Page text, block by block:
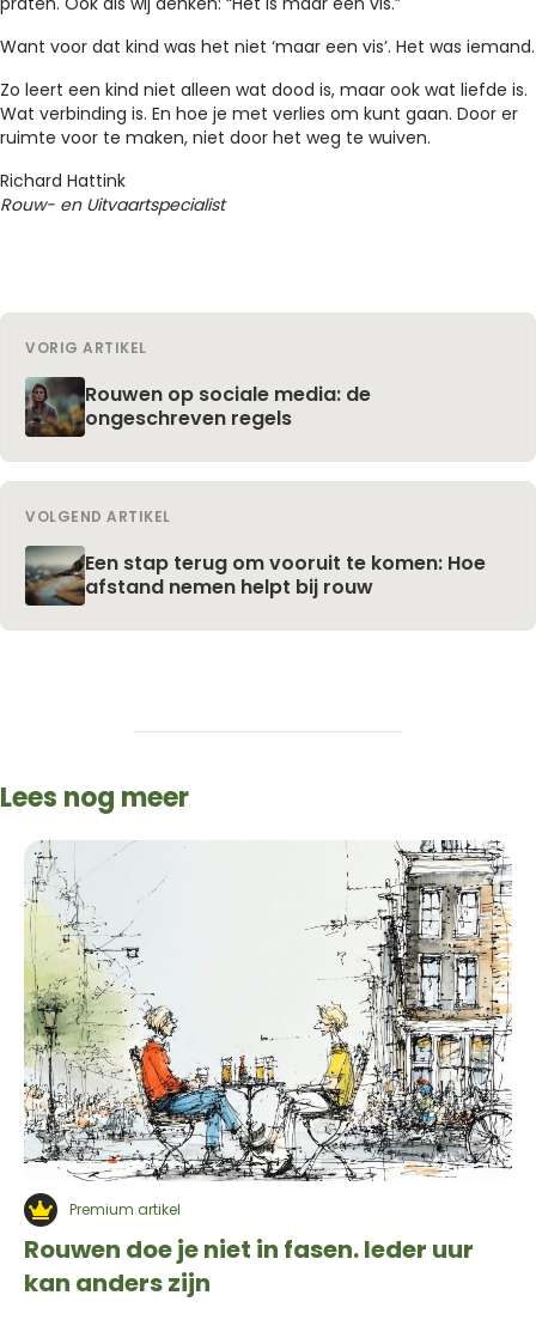
Want voor dat kind was het niet ‘maar een vis’. Het was iemand.
Zo leert een kind niet alleen wat dood is, maar ook wat liefde is.
Wat verbinding is. En hoe je met verlies om kunt gaan. Door er
ruimte voor te maken, niet door het weg te wuiven.
Richard Hattink
Rouw- en Uitvaartspecialist
VORIG ARTIKEL
Rouwen op sociale media: de
ongeschreven regels
VOLGEND ARTIKEL
Een stap terug om vooruit te komen: Hoe
afstand nemen helpt bij rouw
Lees nog meer
Premium artikel
Rouwen doe je niet in fasen. Ieder uur
kan anders zijn